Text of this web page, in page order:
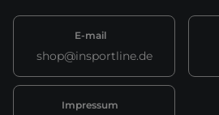
E-mail
shop@insportline.de
Impressum